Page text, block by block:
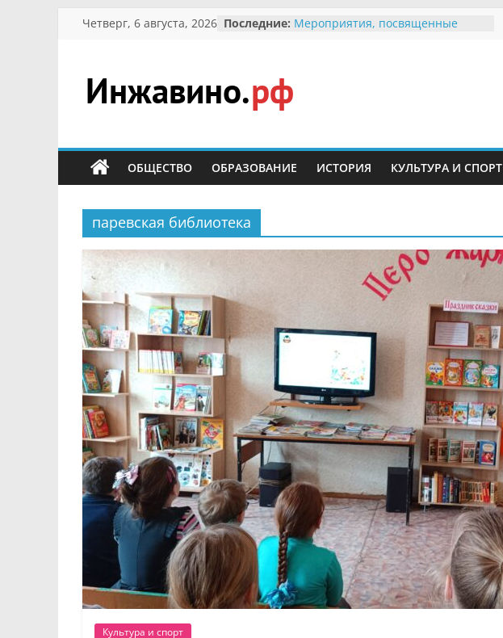
Перейти
Четверг, 6 августа, 2026 Последние: Мероприятия, посвященные
Безопасность в сети Интернет
Ученики приняли участие в
мероприятии «Сохраним
заповедника родились крапчатые
суслики
Инжавино.рф
сельский
портал
ОБЩЕСТВО ОБРАЗОВАНИЕ ИСТОРИЯ КУЛЬТУРА И СПОРТ
паревская библиотека
Культура и спорт